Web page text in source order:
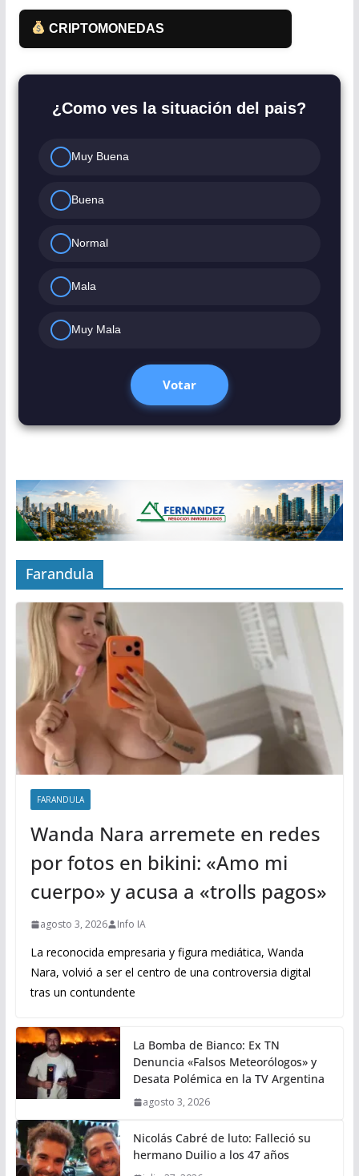
CRIPTOMONEDAS
¿Como ves la situación del pais?
Muy Buena
Buena
Normal
Mala
Muy Mala
Votar
Farandula
FARANDULA
Wanda Nara arremete en redes
por fotos en bikini: «Amo mi
cuerpo» y acusa a «trolls pagos»
agosto 3, 2026 Info IA
La reconocida empresaria y figura mediática, Wanda
Nara, volvió a ser el centro de una controversia digital
tras un contundente
La Bomba de Bianco: Ex TN
Denuncia «Falsos Meteorólogos» y
Desata Polémica en la TV Argentina
agosto 3, 2026
Nicolás Cabré de luto: Falleció su
hermano Duilio a los 47 años